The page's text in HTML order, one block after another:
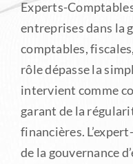
Experts-
entreprises dans la
comptables,
rôle dépasse la
intervient comme
garant de la
financières.
de la gouvernance